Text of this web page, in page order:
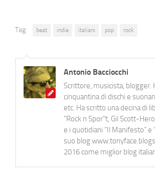
Tag: beat indie italiani pop rock
Antonio Bacciocchi
Scrittore, musicista, blogger.
cinquantina di dischi e
etc. Ha scritto una decina di
"Rock n Spor"t, Gil Scott-
e i quotidiani “Il Manifesto”
suo blog
2016 come miglior blog